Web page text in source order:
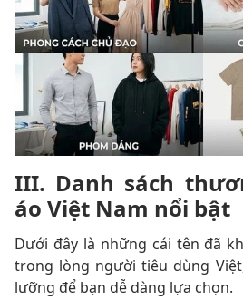
III. Danh sách
áo Việt Nam nổi bật
Dưới đây là những cái tên đã
trong lòng người tiêu dùng
lưỡng để bạn dễ dàng lựa chọn.